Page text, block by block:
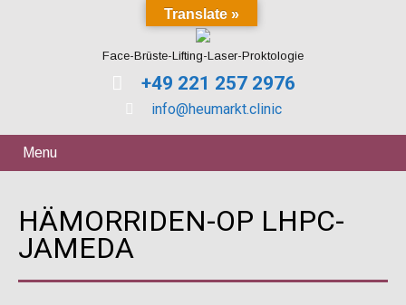
Face-Brüste-Lifting-Laser-Proktologie
+49 221 257 2976
info@heumarkt.clinic
Menu
HÄMORRIDEN-OP LHPC-
JAMEDA
Translate »